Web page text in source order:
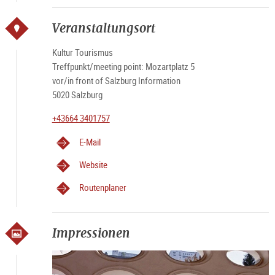
angeboten werden und in keinem Bezug zu Tourismus
Salzburg stehen.
Veranstaltungsort
Kultur Tourismus
Treffpunkt/meeting point: Mozartplatz 5
vor/in front of Salzburg Information
5020 Salzburg
+43664 3401757
E-Mail
Website
Routenplaner
Impressionen